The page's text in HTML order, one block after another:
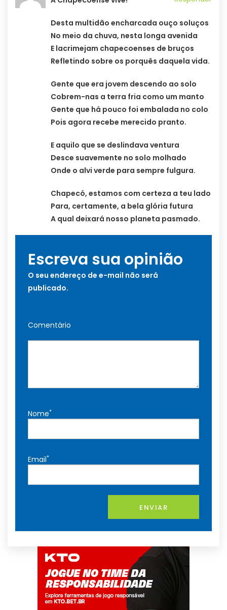
Desta multidão encharcada ouço soluços
No meio da chuva, nesta longa avenida
E lacrimejam chapecoenses de bruços
Refletindo sobre os porquês daquela vida.
Gente que era jovem descendo ao solo
Cobrem-nas a terra fria como um manto
Gente que há pouco foi embalada no colo
Pois agora recebe merecido pranto.
E aquilo que se deslindava ventura
Desce suavemente no solo molhado
Onde o alvi verde para sempre fulgura.
Chapecó, estamos com certeza a teu lado
Para, certamente, a bela glória futura
A qual deixará nosso planeta pasmado.
Escreva sua opinião
O seu endereço de e-mail não será
publicado.
Comentário
Nome*
Email*
ENVIAR